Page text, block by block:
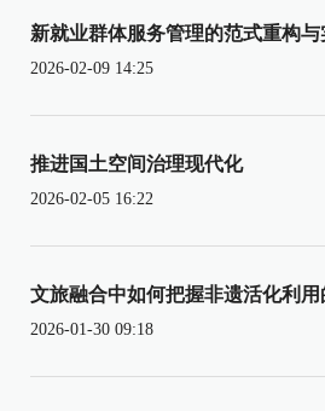
新就业群体服务管理的范式重构
2026-02-09 14:25
推进国土空间治理现代化
2026-02-05 16:22
文旅融合中如何把握非遗活化利用
2026-01-30 09:18